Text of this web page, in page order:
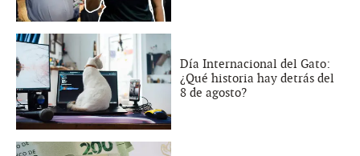
Día Internacional del Gato:
¿Qué historia hay detrás del
8 de agosto?